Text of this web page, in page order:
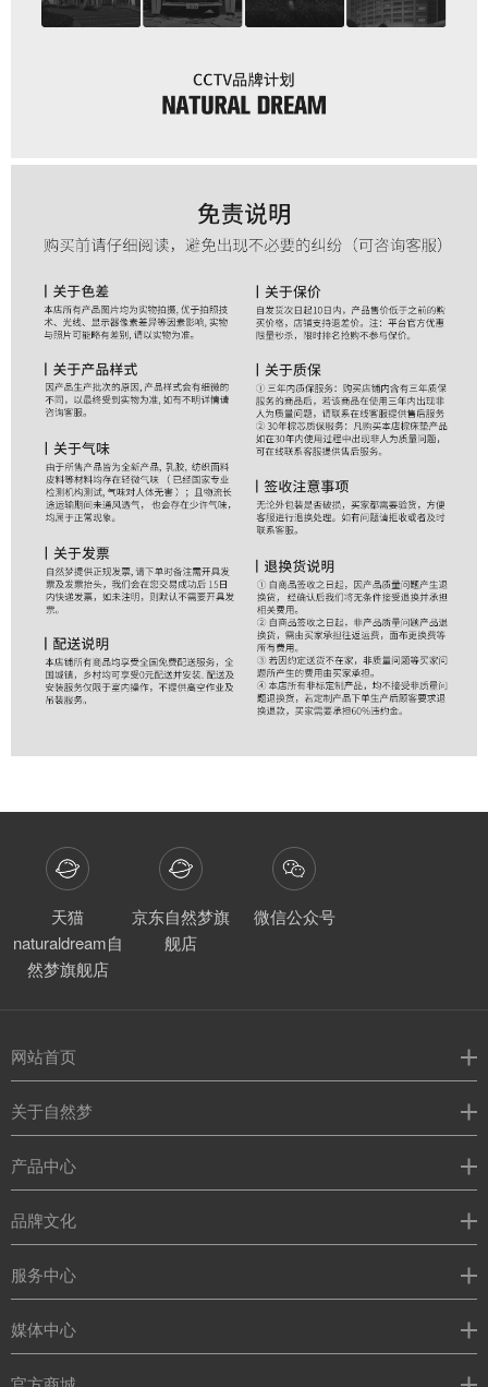
天猫
naturaldream自
然梦旗舰店
京东自然梦旗
舰店
微信公众号
网站首页
关于自然梦
产品中心
品牌文化
服务中心
媒体中心